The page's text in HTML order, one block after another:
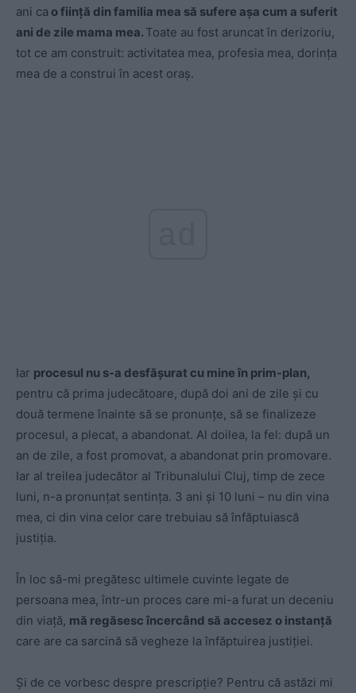
ani ca o ființă din familia mea să sufere așa cum a suferit
ani de zile mama mea. Toate au fost aruncat în derizoriu,
tot ce am construit: activitatea mea, profesia mea, dorința
mea de a construi în acest oraș.
Iar procesul nu s-a desfășurat cu mine în prim-plan,
pentru că prima judecătoare, după doi ani de zile și cu
două termene înainte să se pronunțe, să se finalizeze
procesul, a plecat, a abandonat. Al doilea, la fel: după un
an de zile, a fost promovat, a abandonat prin promovare.
Iar al treilea judecător al Tribunalului Cluj, timp de zece
luni, n-a pronunțat sentința. 3 ani și 10 luni – nu din vina
mea, ci din vina celor care trebuiau să înfăptuiască
justiția.
În loc să-mi pregătesc ultimele cuvinte legate de
persoana mea, într-un proces care mi-a furat un deceniu
din viață, mă regăsesc încercând să accesez o instanță
care are ca sarcină să vegheze la înfăptuirea justiției.
Și de ce vorbesc despre prescripție? Pentru că astăzi mi